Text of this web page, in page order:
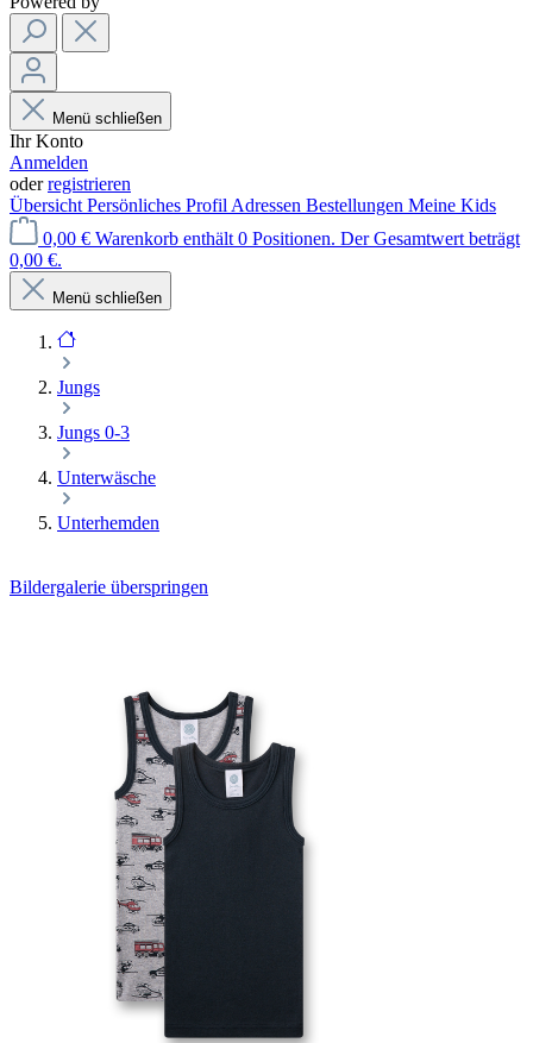
Menü schließen
Ihr Konto
Anmelden
oderregistrieren
Übersicht Persönliches Profil Adressen Bestellungen Meine Kids
0,00 € Warenkorb enthält 0 Positionen. Der Gesamtwert beträgt
0,00 €.
Menü schließen
Jungs
Jungs 0-3
Unterwäsche
Unterhemden
Bildergalerie überspringen